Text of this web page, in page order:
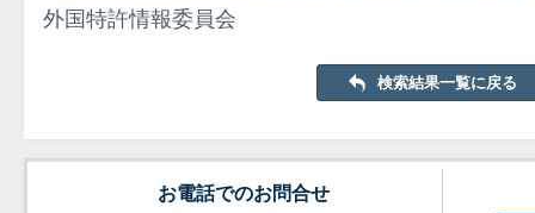
外国特許情報委員会
検索結果一覧に戻る
お電話でのお問合せ